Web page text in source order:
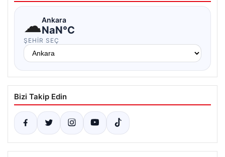
☁Ankara
NaN°C
ŞEHIR SEÇ
Bizi Takip Edin